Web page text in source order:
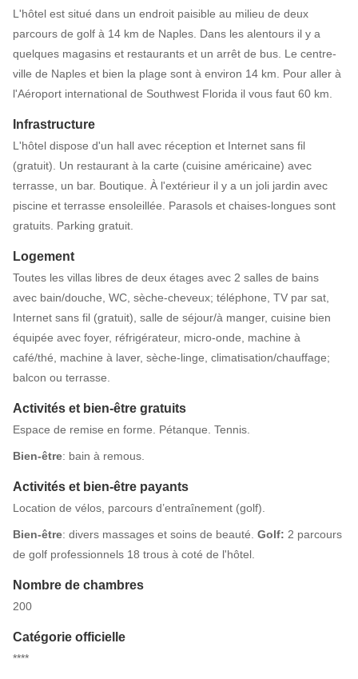
L'hôtel est situé dans un endroit paisible au milieu de deux
parcours de golf à 14 km de Naples. Dans les alentours il y a
quelques magasins et restaurants et un arrêt de bus. Le centre-
ville de Naples et bien la plage sont à environ 14 km. Pour aller à
l'Aéroport international de Southwest Florida il vous faut 60 km.
Infrastructure
L'hôtel dispose d'un hall avec réception et Internet sans fil
(gratuit). Un restaurant à la carte (cuisine américaine) avec
terrasse, un bar. Boutique. À l'extérieur il y a un joli jardin avec
piscine et terrasse ensoleillée. Parasols et chaises-longues sont
gratuits. Parking gratuit.
Logement
Toutes les villas libres de deux étages avec 2 salles de bains
avec bain/douche, WC, sèche-cheveux; téléphone, TV par sat,
Internet sans fil (gratuit), salle de séjour/à manger, cuisine bien
équipée avec foyer, réfrigérateur, micro-onde, machine à
café/thé, machine à laver, sèche-linge, climatisation/chauffage;
balcon ou terrasse.
Activités et bien-être gratuits
Espace de remise en forme. Pétanque. Tennis.
Bien-être: bain à remous.
Activités et bien-être payants
Location de vélos, parcours d’entraînement (golf).
Bien-être: divers massages et soins de beauté. Golf: 2 parcours
de golf professionnels 18 trous à coté de l'hôtel.
Nombre de chambres
200
Catégorie officielle
****